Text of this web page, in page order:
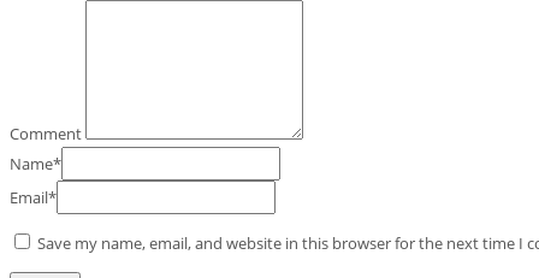
Comment
Name*
Email*
Save my name, email, and website in this browser for the next time I